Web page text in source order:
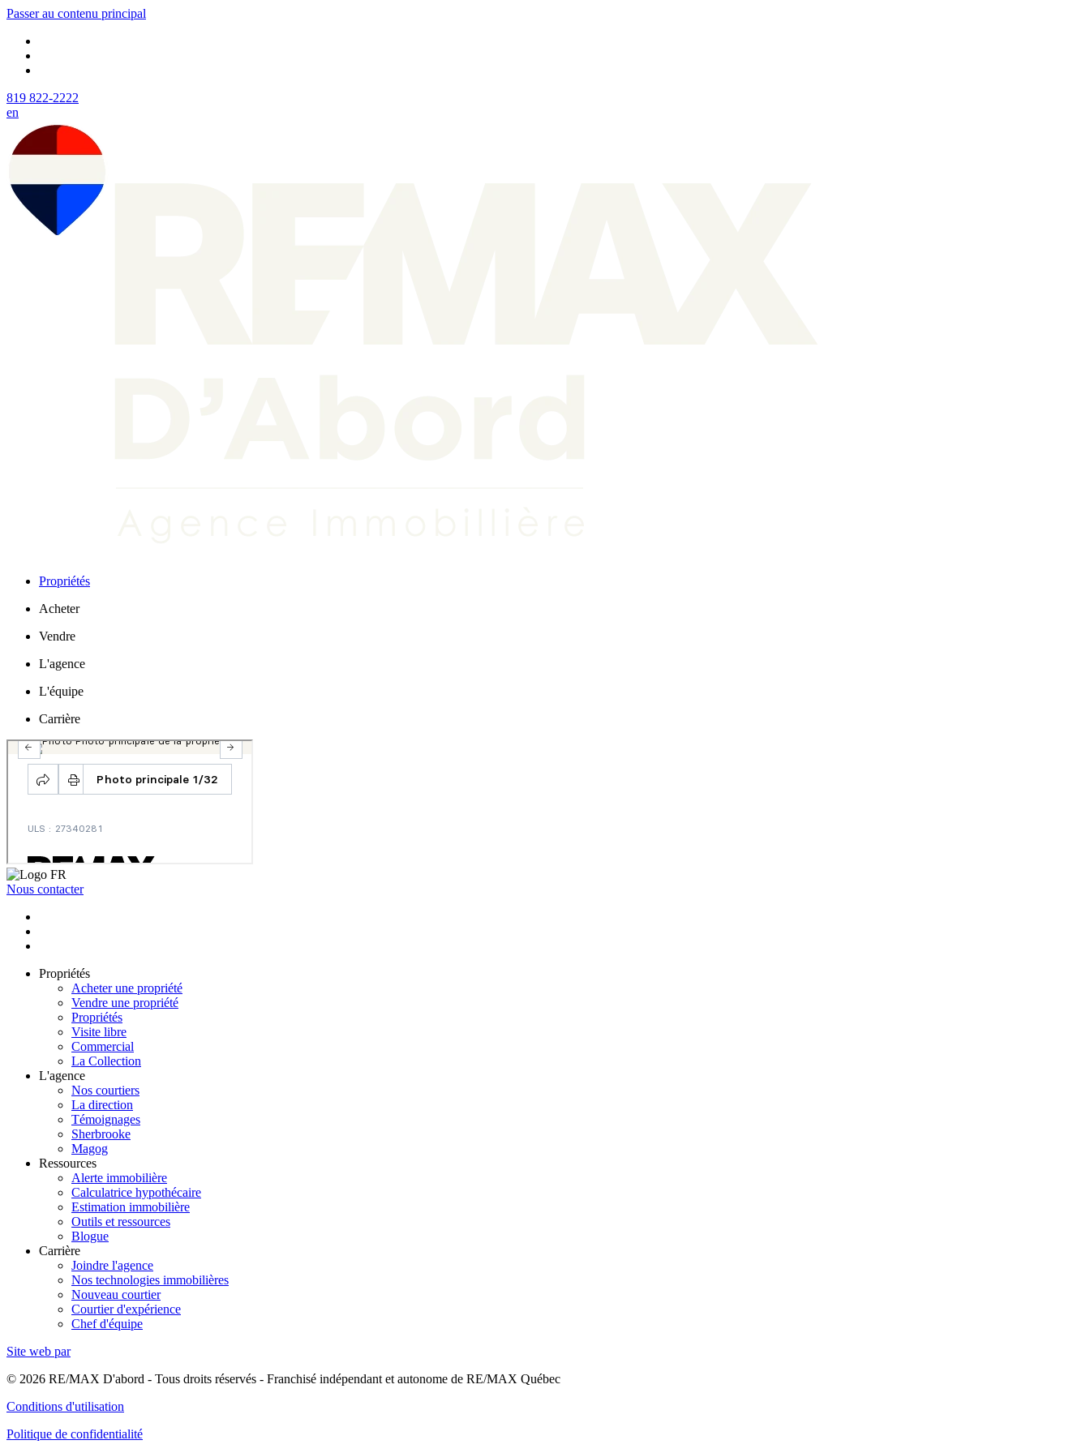
Passer au contenu principal
819 822-2222
en
Propriétés
Acheter
Vendre
L'agence
L'équipe
Carrière
Nous contacter
Propriétés
Acheter une propriété
Vendre une propriété
Propriétés
Visite libre
Commercial
La Collection
L'agence
Nos courtiers
La direction
Témoignages
Sherbrooke
Magog
Ressources
Alerte immobilière
Calculatrice hypothécaire
Estimation immobilière
Outils et ressources
Blogue
Carrière
Joindre l'agence
Nos technologies immobilières
Nouveau courtier
Courtier d'expérience
Chef d'équipe
Site web par
© 2026 RE/MAX D'abord - Tous droits réservés - Franchisé indépendant et autonome de RE/MAX Québec
Conditions d'utilisation
Politique de confidentialité